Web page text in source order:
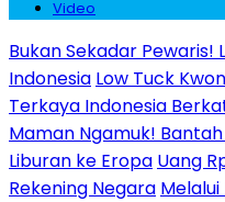
Video
Bukan Sekadar Pewaris!
Indonesia Low Tuck
Terkaya Indonesia
Maman Ngamuk!
Liburan ke Eropa Uang
Rekening Negara Melalui